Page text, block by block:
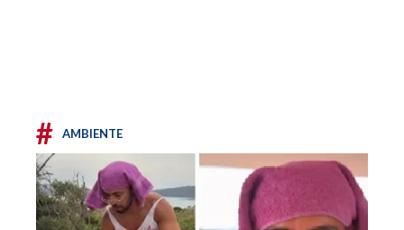
# AMBIENTE